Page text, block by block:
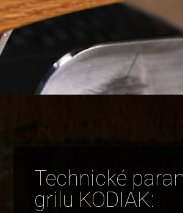
Technické
grilu KODIAK: